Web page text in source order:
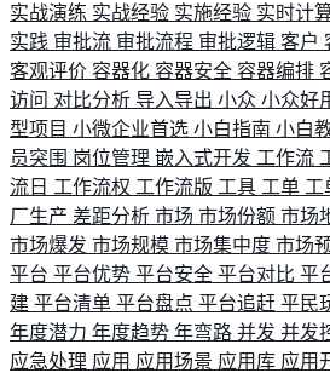
实战演练 实战经验 实施经验 实时计
实践 审批流 审批流程 审批逻辑 客户
客观评价 容器化 容器安全 容器编排
访问 对比分析 导入导出 小众 小众好
型项目 小微企业首选 小白指南 小白
员突围 岗位管理 嵌入式开发 工作流
流日 工作流权 工作流版 工具 工单 工
厂生产 差距分析 市场 市场份额 市场
市场爆发 市场规模 市场集中度 市场
平台 平台优势 平台安全 平台对比 平
建 平台清单 平台盘点 平台追赶 平民
年度潜力 年度趋势 年弯路 并发 并发
应急处理 应用 应用场景 应用库 应用